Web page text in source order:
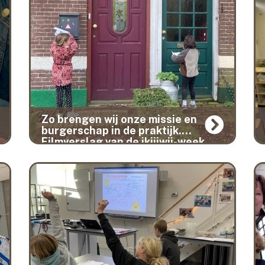
Zo brengen wij onze missie en
burgerschap in de praktijk.
Filmverslag van de ikjijwij-week